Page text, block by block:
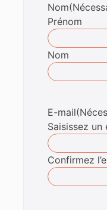
Nom
Prénom
Nom
E-mail
Saisissez un
Confirmez